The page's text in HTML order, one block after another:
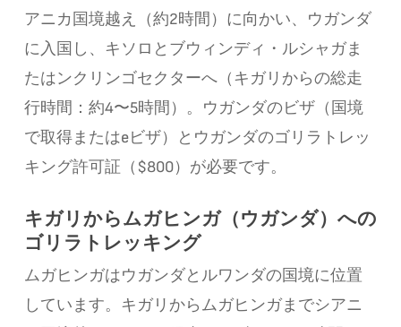
アニカ国境越え（約2時間）に向かい、ウガンダ
に入国し、キソロとブウィンディ・ルシャガま
たはンクリンゴセクターへ（キガリからの総走
行時間：約4〜5時間）。ウガンダのビザ（国境
で取得またはeビザ）とウガンダのゴリラトレッ
キング許可証（$800）が必要です。
キガリからムガヒンガ（ウガンダ）への
ゴリラトレッキング
ムガヒンガはウガンダとルワンダの国境に位置
しています。キガリからムガヒンガまでシアニ